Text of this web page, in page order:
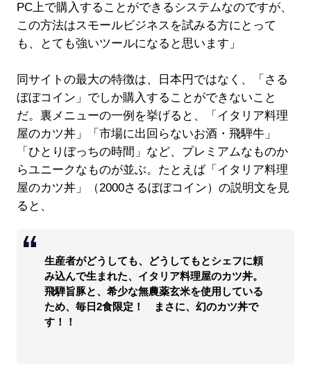
PC上で購入することができるシステムなのですが、
この方法はスモールビジネスを試みる方にとって
も、とても強いツールになると思います」
同サイトの最大の特徴は、日本円ではなく、「さる
ぼぼコイン」でしか購入することができないこと
だ。裏メニューの一例を挙げると、「イタリア料理
屋のカツ丼」「市場に出回らないお酒・飛騨牛」
「ひとりぼっちの時間」など、プレミアムなものか
らユニークなものが並ぶ。たとえば「イタリア料理
屋のカツ丼」（2000さるぼぼコイン）の説明文を見
ると、
生産者がどうしても、どうしてもとシェフに頼
み込んで生まれた、イタリア料理屋のカツ丼。
飛騨旨豚と、希少な無農薬玄米を使用している
ため、毎日2食限定！ まさに、幻のカツ丼で
す！！